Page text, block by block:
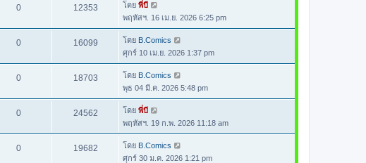
0 12353 โดย พี่บี
พฤหัสฯ. 16 เม.ย. 2026 6:25 pm
0 16099 โดย B.Comics
ศุกร์ 10 เม.ย. 2026 1:37 pm
0 18703 โดย B.Comics
พุธ 04 มี.ค. 2026 5:48 pm
0 24562 โดย พี่บี
พฤหัสฯ. 19 ก.พ. 2026 11:18 am
0 19682 โดย B.Comics
ศุกร์ 30 ม.ค. 2026 1:21 pm